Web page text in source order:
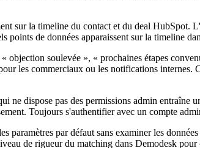
sur la timeline du contact et du deal HubSpot.
de données apparaissent sur la timeline
objection soulevée », « prochaines étapes
les commerciaux ou les notifications
dispose pas des permissions admin entraîne
Toujours s'authentifier avec un compte
par défaut sans examiner les
de rigueur du matching dans Demodesk pour